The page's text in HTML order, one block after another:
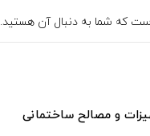
که شما به دنبال آن هستید.
و مصالح ساختمانی